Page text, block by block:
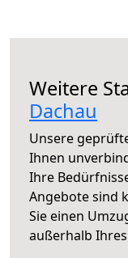
Weitere
Dachau
Unsere
Ihnen
Ihre
Angebote sind
Sie einen
außerhalb